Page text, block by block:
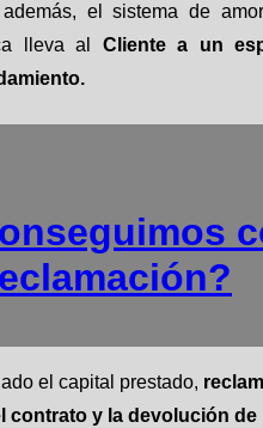
el sistema de
lleva al Cliente a un
el capital prestado,
contrato y la devolución de